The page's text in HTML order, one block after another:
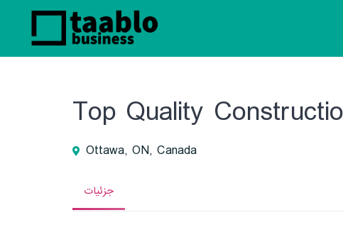
Top Quality
Ottawa, ON, Canada
جزئیات